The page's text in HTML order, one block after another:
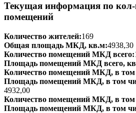
Текущая информация по
помещений
Количество жителей:169
Общая площадь МКД, кв.м:4938,30
Количество помещений МКД всего:
Площадь помещений МКД всего,
Количество помещений МКД, в
Площадь помещений МКД, в том
4932,00
Количество помещений МКД, в
Площадь помещений МКД, в том